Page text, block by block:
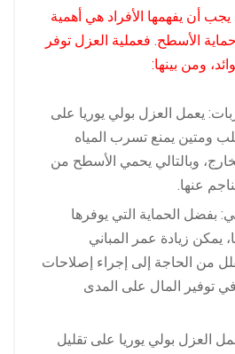
يجب أن يفهمها الأفراد هي أهمية
الأسطح. فعملية العزل توفر
ومن بينها:
يعمل العزل بولي يوريا على
ومتين يمنع تسرب المياه
وبالتالي يحمي الأسطح من
عنها.
بفضل الحماية التي يوفرها
يمكن زيادة عمر المباني
من الحاجة إلى إجراء إصلاحات
توفير المال على المدى
العزل بولي يوريا على تقليل